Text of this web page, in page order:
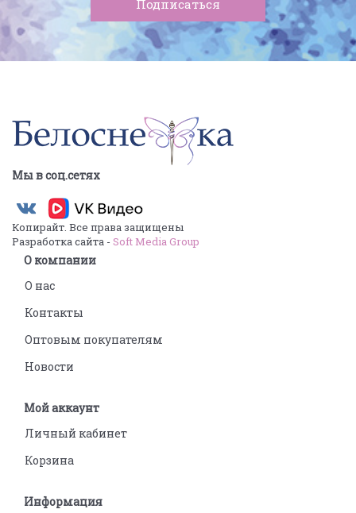
Мы в соц.сетях
Копирайт. Все права защищены
Разработка сайта - Soft Media Group
О компании
О нас
Контакты
Оптовым покупателям
Новости
Мой аккаунт
Личный кабинет
Корзина
Информация